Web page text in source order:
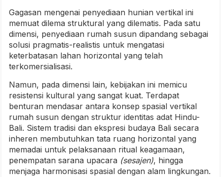
Gagasan mengenai penyediaan hunian vertikal ini
memuat dilema struktural yang dilematis. Pada satu
dimensi, penyediaan rumah susun dipandang sebagai
solusi pragmatis-realistis untuk mengatasi
keterbatasan lahan horizontal yang telah
terkomersialisasi.
Namun, pada dimensi lain, kebijakan ini memicu
resistensi kultural yang sangat kuat. Terdapat
benturan mendasar antara konsep spasial vertikal
rumah susun dengan struktur identitas adat Hindu-
Bali. Sistem tradisi dan ekspresi budaya Bali secara
inheren membutuhkan tata ruang horizontal yang
memadai untuk pelaksanaan ritual keagamaan,
penempatan sarana upacara (sesajen), hingga
menjaga harmonisasi spasial dengan alam lingkungan.